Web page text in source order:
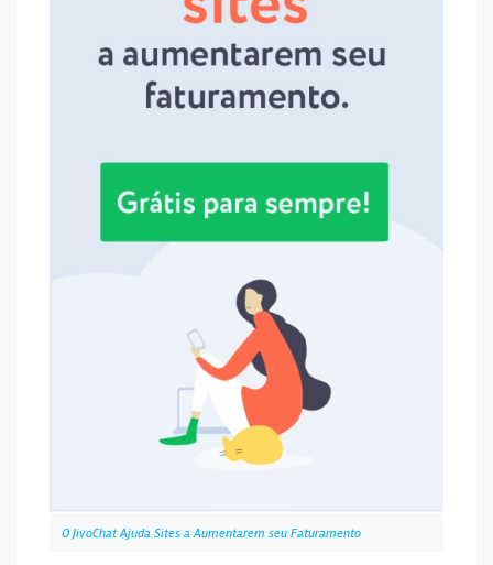
O JivoChat Ajuda Sites a Aumentarem seu Faturamento